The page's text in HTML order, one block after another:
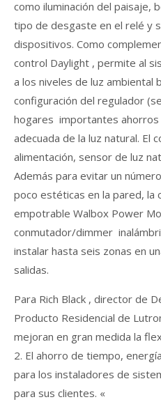
como iluminación del paisaje,
tipo de desgaste en el relé y
dispositivos. Como
control Daylight , permite al
a los niveles de luz ambiental
configuración del regulador
hogares importantes ahorros
adecuada de la luz natural. El
alimentación, sensor de luz
Además para evitar un
poco estéticas en la pared, la
empotrable Walbox Power
conmutador/dimmer
instalar hasta seis zonas en
salidas.
Para Rich Black , director de
Producto Residencial de
mejoran en gran medida la
2. El ahorro de tiempo,
para los instaladores de
para sus clientes. «